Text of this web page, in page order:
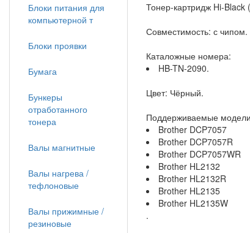
Тонер-картридж Hi-Black
Совместимость: с чипом.
Каталожные номера:
HB-TN-2090.
Цвет: Чёрный.
Поддерживаемые
Brother DCP7057
Brother DCP7057R
Brother DCP7057WR
Brother HL2132
Brother HL2132R
Brother HL2135
Brother HL2135W
.
Блоки питания для
компьютерной т
Блоки проявки
Бумага
Бункеры
отработанного
тонера
Валы магнитные
Валы нагрева /
тефлоновые
Валы прижимные /
резиновые